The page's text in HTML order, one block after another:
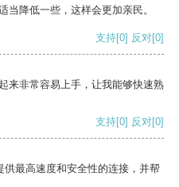
当降低一些，这样会更加亲民。
支持[0] 反对[0]
来非常容易上手，让我能够快速熟
支持[0] 反对[0]
最高速度和安全性的连接，并帮